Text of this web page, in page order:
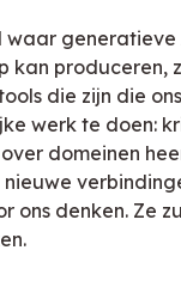
waar generatieve
kan produceren,
die zijn die
werk te doen:
domeinen
ons denken. Ze